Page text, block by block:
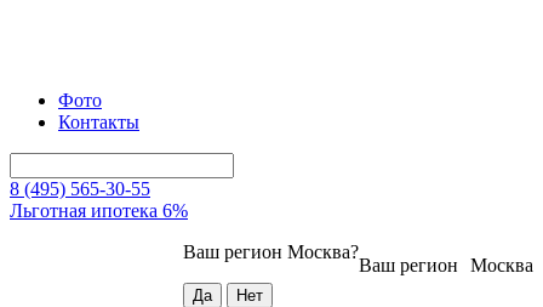
Фото
Контакты
8 (495) 565-30-55
Льготная ипотека 6%
Москва
Ваш регион
Ваш регион Москва?